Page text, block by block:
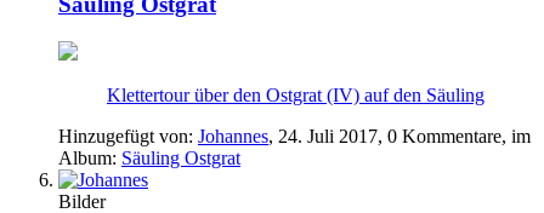
Klettertour über den Ostgrat (IV) auf den Säuling
Hinzugefügt von: Johannes, 24. Juli 2017, 0 Kommentare, im
Album: Säuling Ostgrat
Bilder